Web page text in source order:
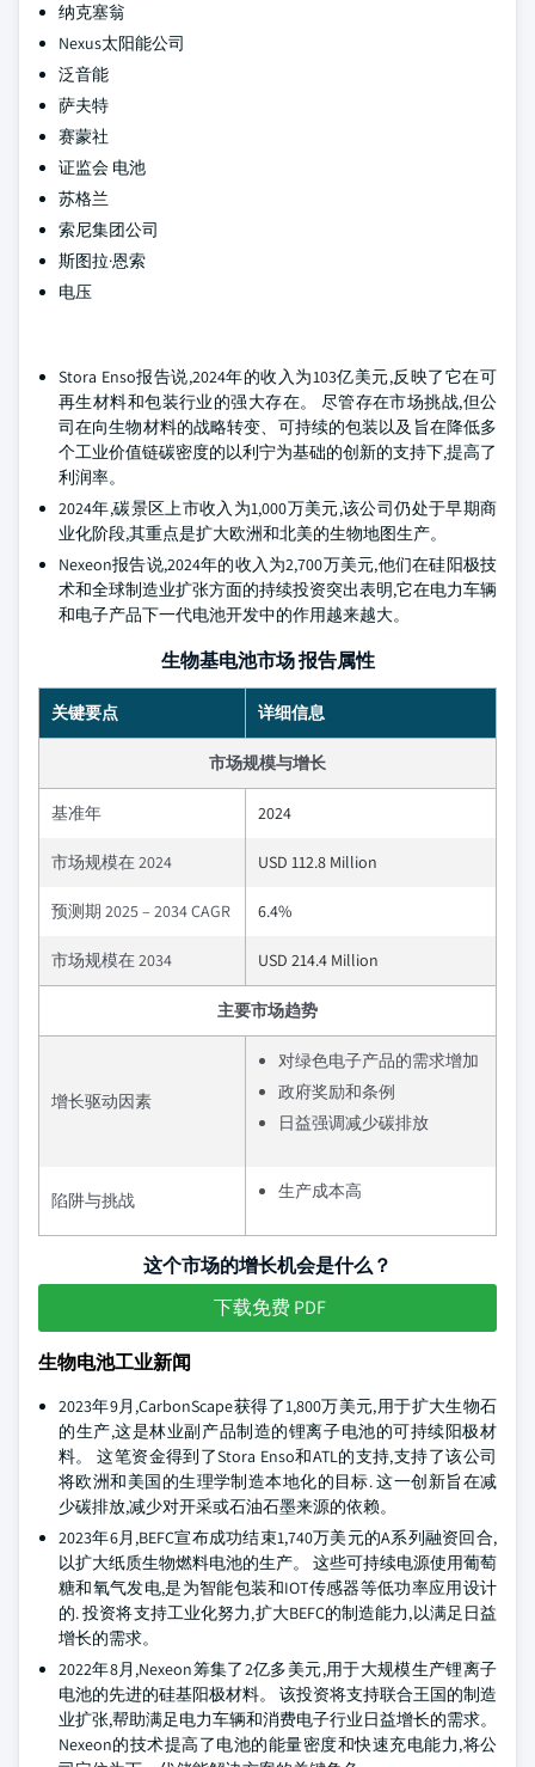
纳克塞翁
Nexus太阳能公司
泛音能
萨夫特
赛蒙社
证监会 电池
苏格兰
索尼集团公司
斯图拉·恩索
电压
Stora Enso报告说,2024年的收入为103亿美元,反映了它在可
再生材料和包装行业的强大存在。 尽管存在市场挑战,但公
司在向生物材料的战略转变、可持续的包装以及旨在降低多
个工业价值链碳密度的以利宁为基础的创新的支持下,提高了
利润率。
2024年,碳景区上市收入为1,000万美元,该公司仍处于早期商
业化阶段,其重点是扩大欧洲和北美的生物地图生产。
Nexeon报告说,2024年的收入为2,700万美元,他们在硅阳极技
术和全球制造业扩张方面的持续投资突出表明,它在电力车辆
和电子产品下一代电池开发中的作用越来越大。
生物基电池市场 报告属性
关键要点 详细信息
市场规模与增长
基准年 2024
市场规模在 2024 USD 112.8 Million
预测期 2025 – 2034 CAGR 6.4%
市场规模在 2034 USD 214.4 Million
主要市场趋势
增长驱动因素
对绿色电子产品的需求增加
政府奖励和条例
日益强调减少碳排放
陷阱与挑战 生产成本高
这个市场的增长机会是什么？
下载免费 PDF
生物电池工业新闻
2023年9月,CarbonScape获得了1,800万美元,用于扩大生物石
的生产,这是林业副产品制造的锂离子电池的可持续阳极材
料。 这笔资金得到了Stora Enso和ATL的支持,支持了该公司
将欧洲和美国的生理学制造本地化的目标. 这一创新旨在减
少碳排放,减少对开采或石油石墨来源的依赖。
2023年6月,BEFC宣布成功结束1,740万美元的A系列融资回合,
以扩大纸质生物燃料电池的生产。 这些可持续电源使用葡萄
糖和氧气发电,是为智能包装和IOT传感器等低功率应用设计
的. 投资将支持工业化努力,扩大BEFC的制造能力,以满足日益
增长的需求。
2022年8月,Nexeon筹集了2亿多美元,用于大规模生产锂离子
电池的先进的硅基阳极材料。 该投资将支持联合王国的制造
业扩张,帮助满足电力车辆和消费电子行业日益增长的需求。
Nexeon的技术提高了电池的能量密度和快速充电能力,将公